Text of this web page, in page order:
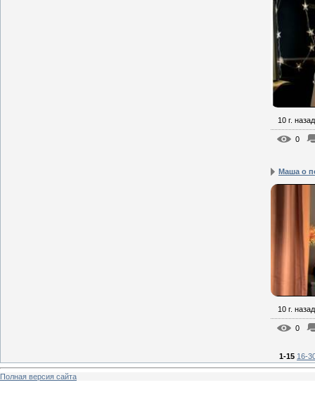
10 г. назад
0
Маша о
10 г. назад
0
1-15 16-
Полная версия сайта